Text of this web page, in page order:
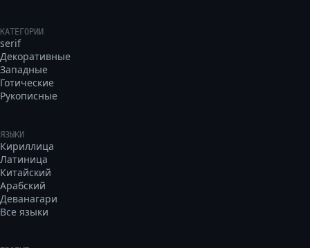
КАТЕГОРИИ
serif
Декоративные
Западные
Готические
Рукописные
ЯЗЫКИ
Кириллица
Латиница
Китайский
Арабский
Деванагари
Все языки